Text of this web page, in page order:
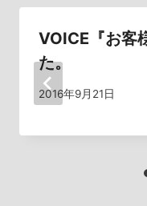
ョ
ン
VOICE『お客
た。
2016年9月21日